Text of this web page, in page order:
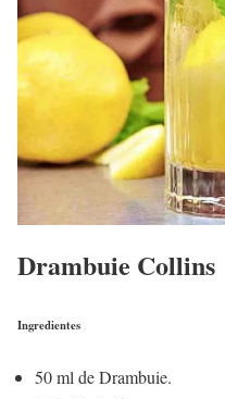
Drambuie Collins
Ingredientes
50 ml de Drambuie.